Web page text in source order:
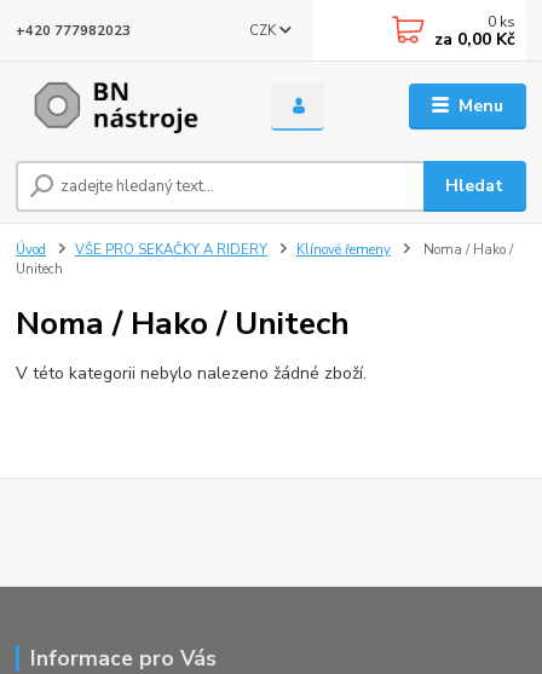
Menu
CZK
Hledat
+420 777982023 0 ks
za 0,00 Kč
Úvod VŠE PRO SEKAČKY A RIDERY Klínové řemeny
Noma / Hako /
Unitech
Noma / Hako / Unitech
V této kategorii nebylo nalezeno žádné zboží.
Informace pro Vás